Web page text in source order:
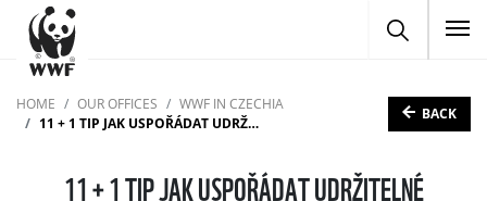
HOME OUR OFFICES
WWF IN CZECHIA
11 + 1 TIP JAK USPOŘÁDAT UDRŽITELNÉ GRILOVÁNÍ
BACK
11 + 1 TIP JAK USPOŘÁDAT UDRŽITELNÉ